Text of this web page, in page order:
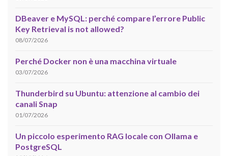
DBeaver e MySQL: perché compare l’errore Public
Key Retrieval is not allowed?
08/07/2026
Perché Docker non è una macchina virtuale
03/07/2026
Thunderbird su Ubuntu: attenzione al cambio dei
canali Snap
01/07/2026
Un piccolo esperimento RAG locale con Ollama e
PostgreSQL